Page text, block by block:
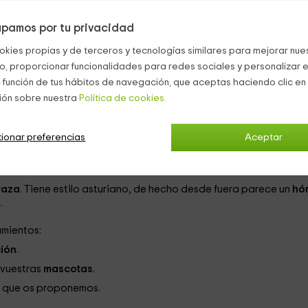
por tu privacidad
propias y de terceros y tecnologías similares para mejorar
proporcionar funcionalidades para redes sociales y personalizar
de tus hábitos de navegación, que aceptas haciendo clic
sobre nuestra Política de cookies.
Aceptar
preferencias
y también personalidad única. Son
comunes abajo y las zonas de descanso arriba, en las que se
principal es lachimeneade leña, ideal para los inviernos
con dvd
una ducha con columna de
. Tiene estilo asturiano, de hecho desde fuera parece un
.
mascotas.
que os proponemos.